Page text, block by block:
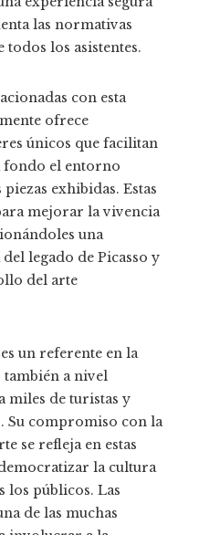
las normativas
todos los asistentes.
con esta
ofrece
únicos que facilitan
fondo el entorno
exhibidas. Estas
mejorar la vivencia
una
legado de Picasso y
del arte
un referente en la
también a nivel
miles de turistas y
Su compromiso con la
se refleja en estas
la cultura
los públicos. Las
de las muchas